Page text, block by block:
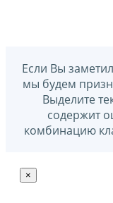
Если Вы
мы будем
Выделите
содержит
комбинацию
×